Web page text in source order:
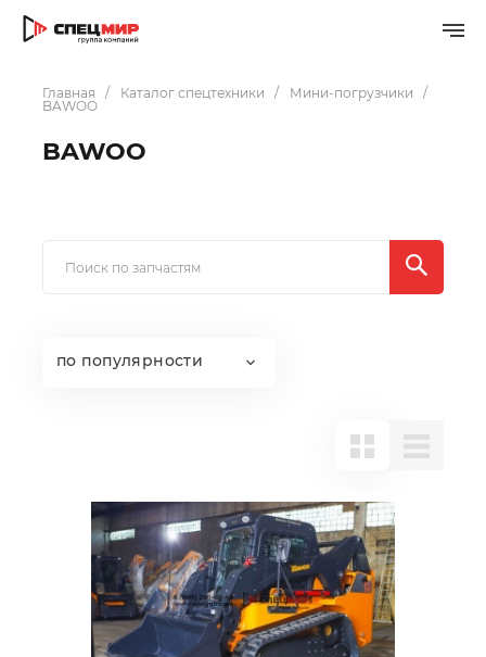
Главная Каталог спецтехники
Мини-погрузчики
BAWOO
BAWOO
по популярности